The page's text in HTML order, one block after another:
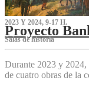
2023 Y 2024, 9-17 H.
Proyecto
S‌alas de historia
Durante 2023 y 2024,
de cuatro obras de la